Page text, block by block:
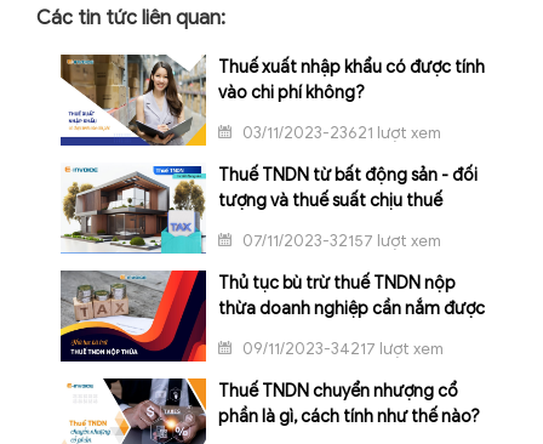
Các tin tức liên quan:
Thuế xuất nhập khẩu có được tính
vào chi phí không?
03/11/2023-23621 lượt xem
Thuế TNDN từ bất động sản - đối
tượng và thuế suất chịu thuế
07/11/2023-32157 lượt xem
Thủ tục bù trừ thuế TNDN nộp
thừa doanh nghiệp cần nắm được
09/11/2023-34217 lượt xem
Thuế TNDN chuyển nhượng cổ
phần là gì, cách tính như thế nào?